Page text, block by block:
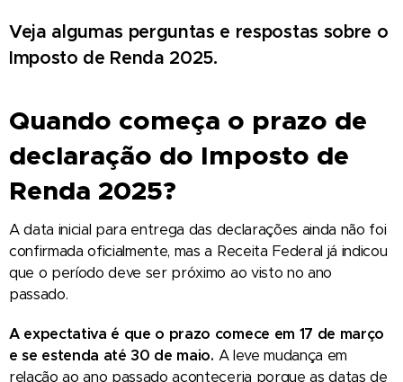
Veja algumas perguntas e respostas sobre o
Imposto de Renda 2025.
Quando começa o prazo de
declaração do Imposto de
Renda 2025?
A data inicial para entrega das declarações ainda não foi
confirmada oficialmente, mas a Receita Federal já indicou
que o período deve ser próximo ao visto no ano
passado.
A expectativa é que o prazo comece em 17 de março
e se estenda até 30 de maio. A leve mudança em
relação ao ano passado aconteceria porque as datas de